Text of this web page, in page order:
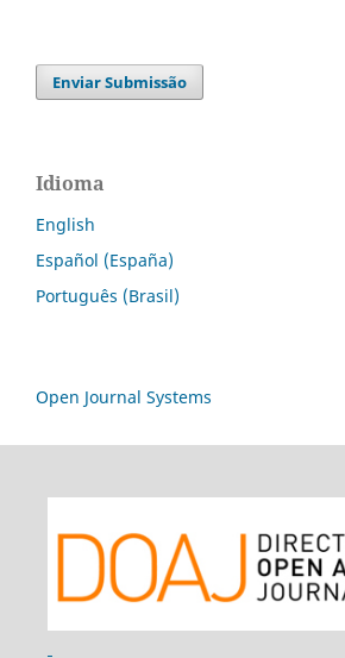
Enviar Submissão
Idioma
English
Español (España)
Português (Brasil)
Open Journal Systems